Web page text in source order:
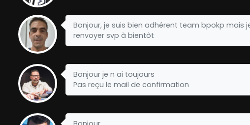
Bonjour, je suis bien adhérent team bpokp mais
renvoyer svp à bientôt
Bonjour je n ai toujours
Pas reçu le mail de confirmation